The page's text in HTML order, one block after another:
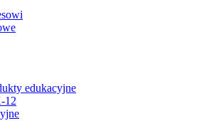
edukacyjne
12